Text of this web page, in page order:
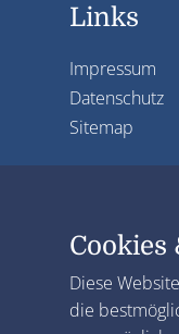
Links
Impressum
Datenschutz
Sitemap
Cookies
Diese
die